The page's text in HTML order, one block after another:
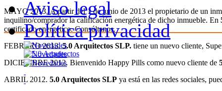
MAYO 2013. A partir del 1 de junio de 2013 el propietario de un
inquilino/comprador la calificación energética de dicho inmueble. En
certificado energético. Consúltanos.
FEBRERO 2013.5.0 Arquitectos SLP. tiene un nuevo cliente,
DICIEMBRE 2012. Bienvenido Happy Pills como nuevo cliente de
ABRIL 2012. 5.0 Arquitectos SLP ya está en las redes sociales,
Aviso legal
Política privacidad